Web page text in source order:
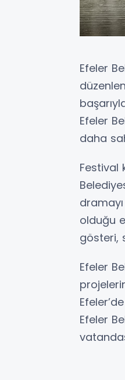
Efeler
Efeler
daha
Festival
olduğu
gösteri,
Efeler
Efeler